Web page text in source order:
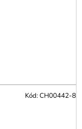
Kód:CH00442-8